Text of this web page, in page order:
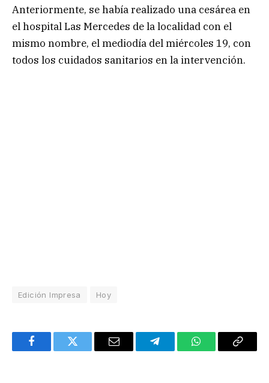
Anteriormente, se había realizado una cesárea en
el hospital Las Mercedes de la localidad con el
mismo nombre, el mediodía del miércoles 19, con
todos los cuidados sanitarios en la intervención.
Edición Impresa Hoy
FacebookTwitter Email TelegramWhatsAppCopy